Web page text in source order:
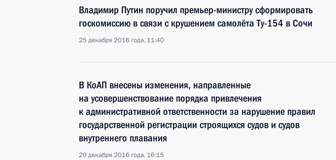
Владимир Путин поручил премьер-министру сформировать
госкомиссию в связи с крушением самолёта Ту-154 в Сочи
25 декабря 2016 года, 11:40
В КоАП внесены изменения, направленные
на усовершенствование порядка привлечения
к административной ответственности за нарушение правил
государственной регистрации строящихся судов и судов
внутреннего плавания
20 декабря 2016 года, 16:15